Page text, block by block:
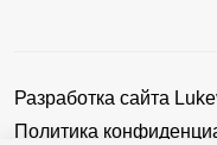
Разработка сайта
Политика